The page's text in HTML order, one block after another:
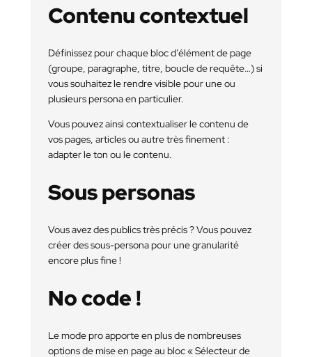
Contenu contextuel
Définissez pour chaque bloc d’élément de page
(groupe, paragraphe, titre, boucle de requête…) si
vous souhaitez le rendre visible pour une ou
plusieurs persona en particulier.
Vous pouvez ainsi contextualiser le contenu de
vos pages, articles ou autre très finement :
adapter le ton ou le contenu.
Sous personas
Vous avez des publics très précis ? Vous pouvez
créer des sous-persona pour une granularité
encore plus fine !
No code !
Le mode pro apporte en plus de nombreuses
options de mise en page au bloc « Sélecteur de